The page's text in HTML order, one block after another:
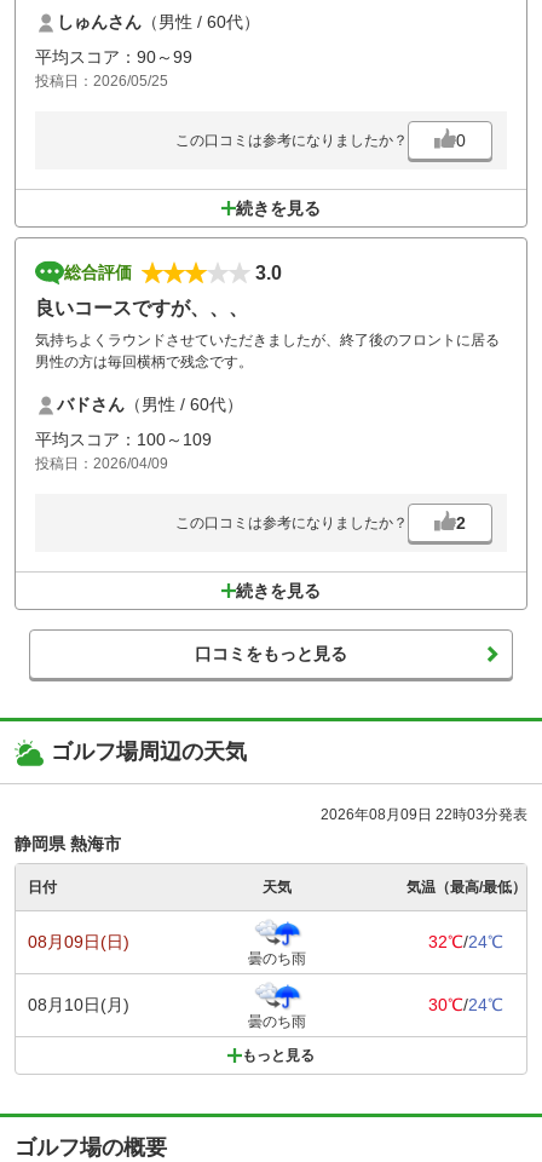
き、感謝感謝です。待つことなくまわれました。ありがとうございまし
た。またお願いします。
しゅんさん （男性 / 60代）
平均スコア：90～99
投稿日：2026/05/25
この口コミは参考になりましたか？ 0
続きを見る
総合評価
3.0
良いコースですが、、、
気持ちよくラウンドさせていただきましたが、終了後のフロントに居る
男性の方は毎回横柄で残念です。
バドさん （男性 / 60代）
平均スコア：100～109
投稿日：2026/04/09
この口コミは参考になりましたか？ 2
続きを見る
口コミをもっと見る
ゴルフ場周辺の天気
2026年08月09日 22時03分発表
静岡県 熱海市
日付 天気 気温（最高/最低）
08月09日(日)
曇のち雨
32℃/24℃
08月10日(月)
曇のち雨
30℃/24℃
もっと見る
ゴルフ場の概要